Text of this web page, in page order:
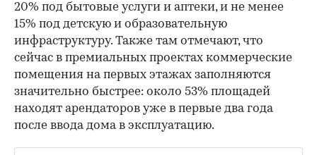
20% под бытовые услуги и аптеки, и не менее
15% под детскую и образовательную
инфраструктуру. Также там отмечают, что
сейчас в премиальных проектах коммерческие
помещения на первых этажах заполняются
значительно быстрее: около 53% площадей
находят арендаторов уже в первые два года
после ввода дома в эксплуатацию.